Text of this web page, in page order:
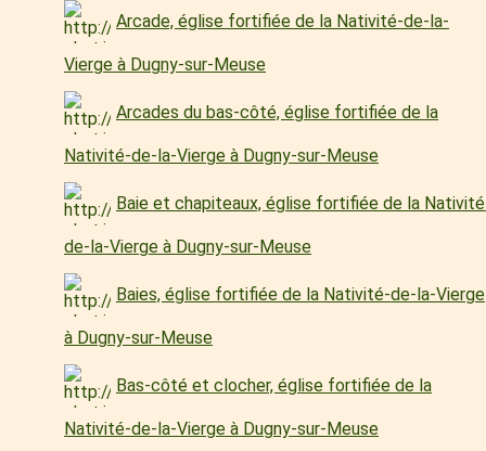
Arcade, église fortifiée de la Nativité-de-la-
Vierge à Dugny-sur-Meuse
Arcades du bas-côté, église fortifiée de la
Nativité-de-la-Vierge à Dugny-sur-Meuse
Baie et chapiteaux, église fortifiée de la
de-la-Vierge à Dugny-sur-Meuse
Baies, église fortifiée de la Nativité-de-la-Vierge
à Dugny-sur-Meuse
Bas-côté et clocher, église fortifiée de la
Nativité-de-la-Vierge à Dugny-sur-Meuse